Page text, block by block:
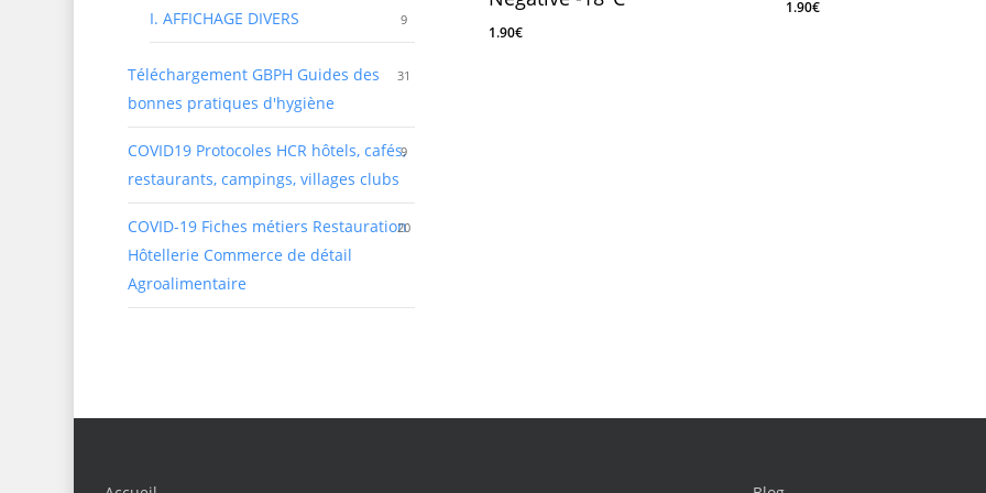
I. AFFICHAGE DIVERS 9
Téléchargement GBPH Guides des
bonnes pratiques d'hygiène
31
COVID19 Protocoles HCR hôtels, cafés,
restaurants, campings, villages clubs
9
COVID-19 Fiches métiers Restauration
Hôtellerie Commerce de détail
Agroalimentaire
20
1.90€
1.90€